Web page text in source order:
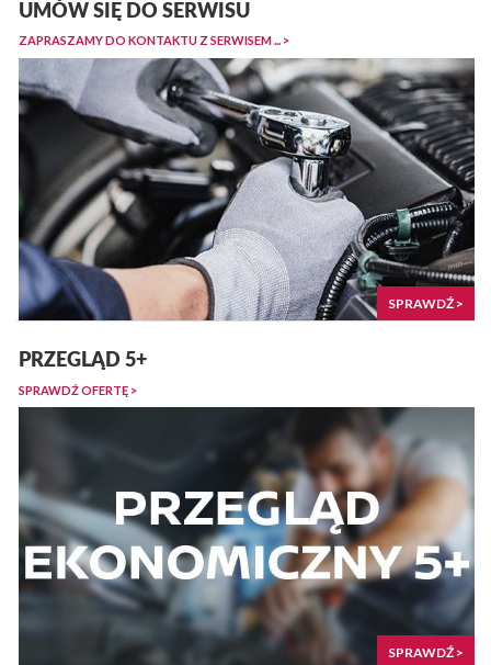
UMÓW SIĘ DO SERWISU
ZAPRASZAMY DO KONTAKTU Z SERWISEM ... >
SPRAWDŹ >
PRZEGLĄD 5+
SPRAWDŹ OFERTĘ >
SPRAWDŹ >